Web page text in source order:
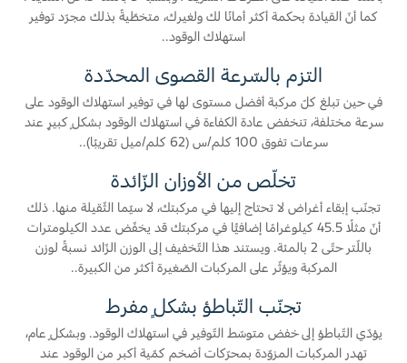
كما أنّ القيادة بحكمة أكثر أمانًا لك ولغيرك، متخطّيةً بذلك مجرّد توفير
استهلاك الوقود..
التزم بالسّرعة القصوى المحدّدة
في حين تبلغ كلّ مركبة أفضل مستوى لها في توفير استهلاك الوقود على
سرعة مختلفة، تنخفض عادة الكفاءة في استهلاك الوقود بشكلٍ كبيرٍ عند
سرعات تفوق 100 كلم/س (‏62 كلم/ميل تقريبًا)..
تخلّص من الأوزان الزّائدة
تجنّب إبقاء أغراض لا تحتاج إليها في مركبتك، لا سيّما الثّقيلة منها. ذلك
أنّ مثلًا 45.5 كيلوغرامًا إضافيًّا في مركبتك قد يخفّض عدد الكيلومترات
باللّتر حتّى 2 بالمئة. ويستند هذا التّخفيف إلى الوزن الزّائد نسبةً لوزن
المركبة ويؤثّر على المركبات الصّغيرة أكثر من الكبيرة..
تجنّب التّباطؤ بشكلٍ مفرط
يؤدّي التّباطؤ إلى خفض متوسّط التّوفير في استهلاك الوقود. وبشكلٍ عام،
تهدر المركبات المزوّدة بمحرّكات أضخم كمّية أكبر من الوقود عند